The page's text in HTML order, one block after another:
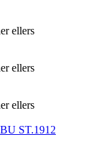
ellers
ellers
ellers
ST.1912